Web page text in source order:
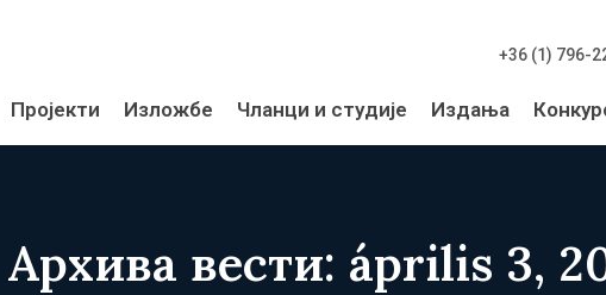
+36 (1) 796-
Пројекти Изложбе Чланци и студије Издања
Архива вести: április 3,